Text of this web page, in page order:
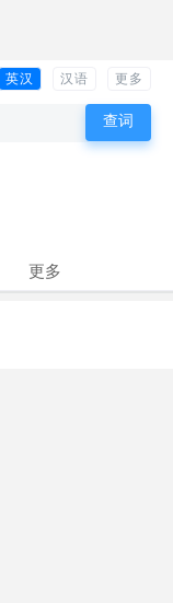
英汉 汉语 更多
更多